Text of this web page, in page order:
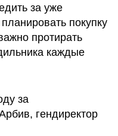
за уже
покупку
протирать
каждые
за
гендиректор